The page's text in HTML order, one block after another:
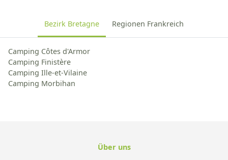
Bezirk Bretagne Regionen Frankreich
Camping Côtes d'Armor
Camping Finistère
Camping Ille-et-Vilaine
Camping Morbihan
Über uns